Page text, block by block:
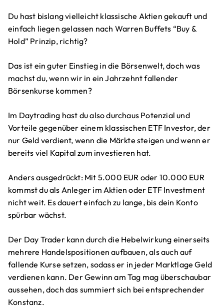
Du hast bislang vielleicht klassische Aktien gekauft und
einfach liegen gelassen nach Warren Buffets “Buy &
Hold” Prinzip, richtig?
Das ist ein guter Einstieg in die Börsenwelt, doch was
machst du, wenn wir in ein Jahrzehnt fallender
Börsenkurse kommen?
Im Daytrading hast du also durchaus Potenzial und
Vorteile gegenüber einem klassischen ETF Investor, der
nur Geld verdient, wenn die Märkte steigen und wenn er
bereits viel Kapital zum investieren hat.
Anders ausgedrückt: Mit 5.000 EUR oder 10.000 EUR
kommst du als Anleger im Aktien oder ETF Investment
nicht weit. Es dauert einfach zu lange, bis dein Konto
spürbar wächst.
Der Day Trader kann durch die Hebelwirkung einerseits
mehrere Handelspositionen aufbauen, als auch auf
fallende Kurse setzen, sodass er in jeder Marktlage Geld
verdienen kann. Der Gewinn am Tag mag überschaubar
aussehen, doch das summiert sich bei entsprechender
Konstanz.